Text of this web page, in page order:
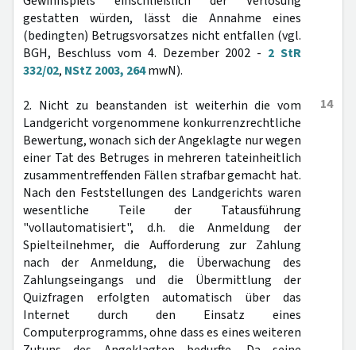
gestatten würden, lässt die Annahme eines
(bedingten) Betrugsvorsatzes nicht entfallen (vgl.
BGH, Beschluss vom 4. Dezember 2002 - 2 StR
332/02, NStZ 2003, 264mwN).
14
2. Nicht zu beanstanden ist weiterhin die vom
Landgericht vorgenommene konkurrenzrechtliche
Bewertung, wonach sich der Angeklagte nur wegen
einer Tat des Betruges in mehreren tateinheitlich
zusammentreffenden Fällen strafbar gemacht hat.
Nach den Feststellungen des Landgerichts waren
wesentliche Teile der Tatausführung
"vollautomatisiert", d.h. die Anmeldung der
Spielteilnehmer, die Aufforderung zur Zahlung
nach der Anmeldung, die Überwachung des
Zahlungseingangs und die Übermittlung der
Quizfragen erfolgten automatisch über das
Internet durch den Einsatz eines
Computerprogramms, ohne dass es eines weiteren